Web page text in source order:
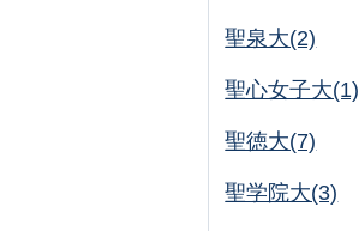
聖泉大(2)
聖心女子大(1)
聖徳大(7)
聖学院大(3)